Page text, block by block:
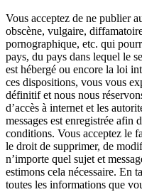
Vous acceptez de ne publier
obscène, vulgaire,
pornographique, etc. qui
pays, du pays dans lequel le
est hébergé ou encore la loi
ces dispositions, vous vous
définitif et nous nous
d’accès à internet et les
messages est enregistrée afin
conditions. Vous acceptez le
le droit de supprimer, de
n’importe quel sujet et
estimons cela nécessaire. En
toutes les informations que